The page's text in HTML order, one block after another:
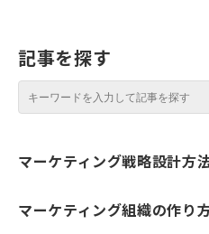
記事を探す
マーケティング戦略設計方
マーケティング組織の作り